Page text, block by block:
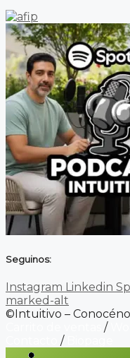
Seguinos:
Instagram Linkedin
marked-alt
©Intuitivo –
/
/